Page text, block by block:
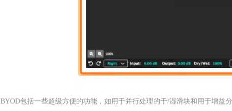
BYOD包括一些超级方便的功能，如用于并行处理的干/湿滑块和用于增